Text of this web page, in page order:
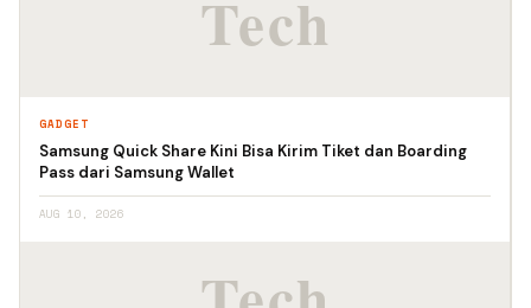
GADGET
Samsung Quick Share Kini Bisa Kirim Tiket dan Boarding
Pass dari Samsung Wallet
AUG 10, 2026